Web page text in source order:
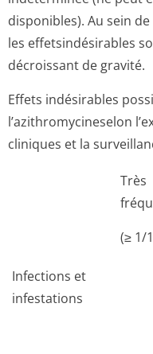
disponibles). Au sein
les effetsindésirables
décroissant de gravité.
Effets indésirables
l’azithromyci­neselon
cliniques et la
Très
(≥ 1/
Infections et
infestations